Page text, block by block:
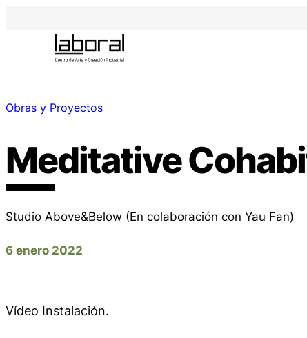
Obras y Proyectos
Meditative
Studio Above&Below (En colaboración con Yau Fan)
6 enero 2022
Vídeo Instalación.